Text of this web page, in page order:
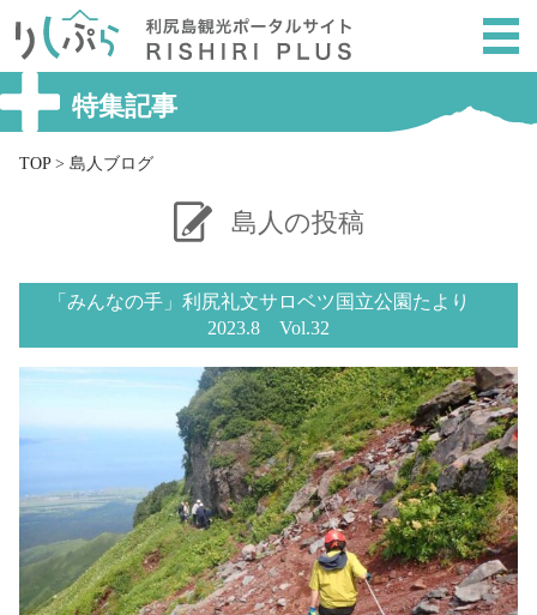
ニ
ュ
ー
を
特集記事
TOP> 島人ブログ
島人の投稿
「みんなの手」利尻礼文サロベツ国立公園たより
2023.8 Vol.32